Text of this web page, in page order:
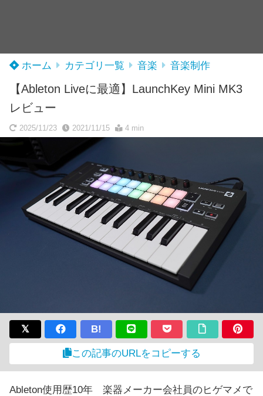
ホーム カテゴリ一覧 音楽 音楽制作
【Ableton Liveに最適】LaunchKey Mini MK3
レビュー
2025/11/23 2021/11/15 4 min
B!
この記事のURLをコピーする
Ableton使用歴10年 楽器メーカー会社員のヒゲマメで